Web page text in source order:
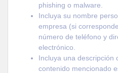
phishing o malware.
Incluya su nombre
empresa (si
número de teléfono y
electrónico.
Incluya una descripción
contenido mencionado